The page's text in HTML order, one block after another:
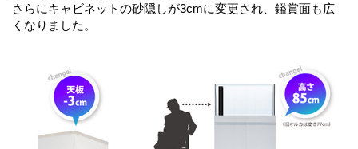
さらにキャビネットの砂隠しが3cmに変更され、鑑賞面も広
くなりました。